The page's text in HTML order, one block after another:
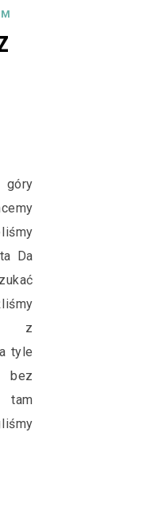
Da
z
tyle
bez
tam